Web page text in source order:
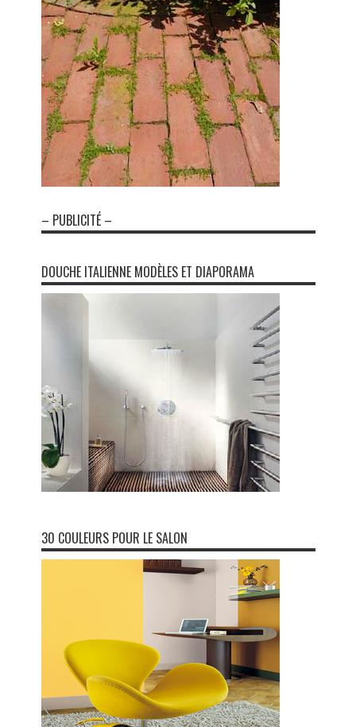
– PUBLICITÉ –
DOUCHE ITALIENNE MODÈLES ET DIAPORAMA
30 COULEURS POUR LE SALON